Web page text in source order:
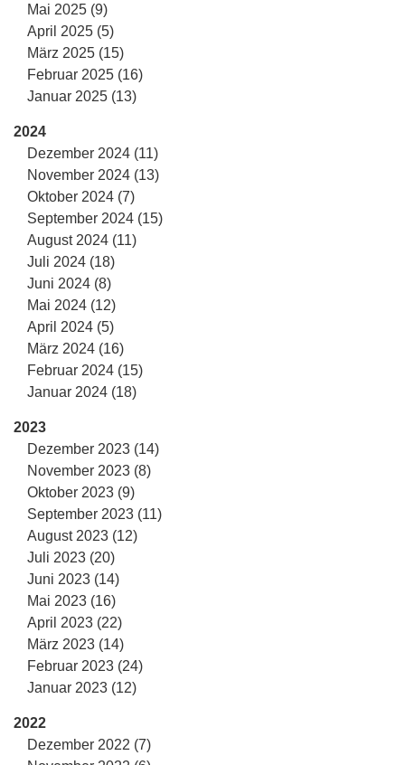
Mai 2025 (9)
April 2025 (5)
März 2025 (15)
Februar 2025 (16)
Januar 2025 (13)
2024
Dezember 2024 (11)
November 2024 (13)
Oktober 2024 (7)
September 2024 (15)
August 2024 (11)
Juli 2024 (18)
Juni 2024 (8)
Mai 2024 (12)
April 2024 (5)
März 2024 (16)
Februar 2024 (15)
Januar 2024 (18)
2023
Dezember 2023 (14)
November 2023 (8)
Oktober 2023 (9)
September 2023 (11)
August 2023 (12)
Juli 2023 (20)
Juni 2023 (14)
Mai 2023 (16)
April 2023 (22)
März 2023 (14)
Februar 2023 (24)
Januar 2023 (12)
2022
Dezember 2022 (7)